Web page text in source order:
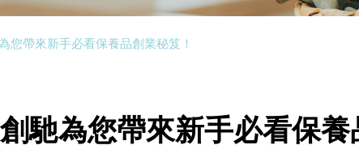
您帶來新手必看保養品創業秘笈！
馳為您帶來新手必看保養